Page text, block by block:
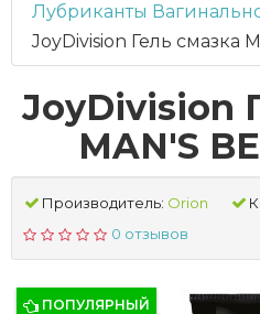
Лубриканты
JoyDivision Гель смазка
JoyDivision
MAN'S
Производитель: Orion
0 отзывов
ПОПУЛЯРНЫЙ